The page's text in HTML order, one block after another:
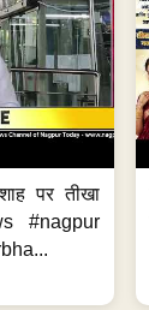
पर तीखा
#nagpur